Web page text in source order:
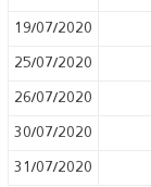
19/07/2020
25/07/2020
26/07/2020
30/07/2020
31/07/2020